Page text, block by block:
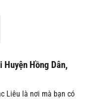
Hồng Dân,
Liêu là nơi mà bạn có